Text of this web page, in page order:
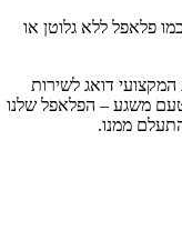
ללא גלוטן או
דואג לשירות
משגע – הפלאפל שלנו
ממנו.